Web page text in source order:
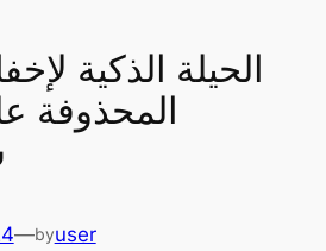
الحيلة الذكية
المحذوفة
—byuser